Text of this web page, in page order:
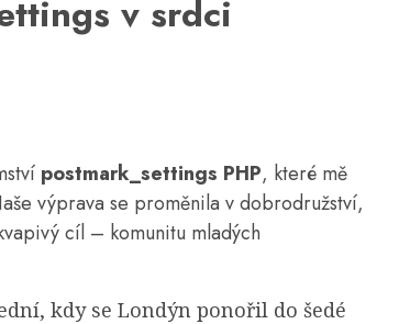
v srdci
postmark_settings PHP, které mě
výprava se proměnila v dobrodružství,
cíl – komunitu mladých
kdy se Londýn ponořil do šedé